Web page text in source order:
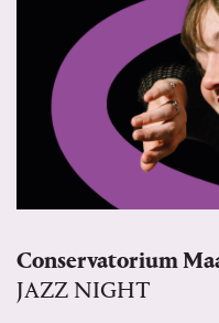
Conservatorium
JAZZ NIGHT